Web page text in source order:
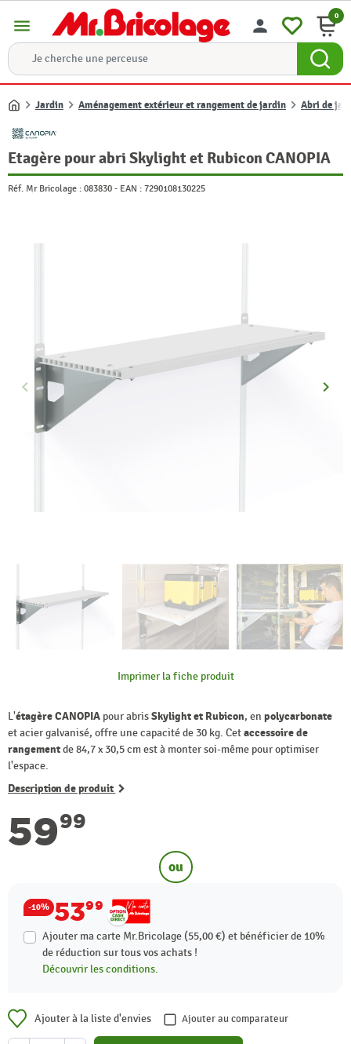
menu person 0
Accueil
Jardin Aménagement extérieur et rangement de jardin Abri de
Etagère pour abri Skylight et Rubicon CANOPIA
Réf. Mr Bricolage : 083830 - EAN : 7290108130225
Précédent
keyboard_arrow_left keyboard_arrow_right
Imprimer la fiche produit
L'étagère CANOPIA pour abrisSkylight et Rubicon, en polycarbonate
et acier galvanisé, offre une capacité de 30 kg. Cetaccessoire de
rangementde 84,7 x 30,5 cm est à monter soi-même pour optimiser
l'espace.
Description de produit
5999
ou
-10% 5399
Ajouter ma carte Mr.Bricolage (55,00 €) et bénéficier de 10%
de réduction sur tous vos achats !
Découvrir les conditions.
Ajouter à la liste d'envies Ajouter au comparateur